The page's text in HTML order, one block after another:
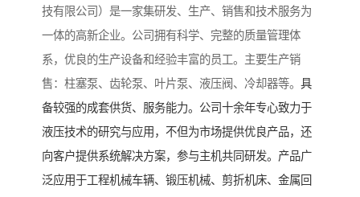
技有限公司）是一家集研发、生产、销售和技术服务为
一体的高新企业。公司拥有科学、完整的质量管理体
系，优良的生产设备和经验丰富的员工。主要生产销
售：柱塞泵、齿轮泵、叶片泵、液压阀、冷却器等。 具
备较强的成套供货、服务能力。公司十余年专心致力于
液压技术的研究与应用，不但为市场提供优良产品，还
向客户提供系统解决方案，参与主机共同研发。产品广
泛应用于工程机械车辆、锻压机械、剪折机床、金属回